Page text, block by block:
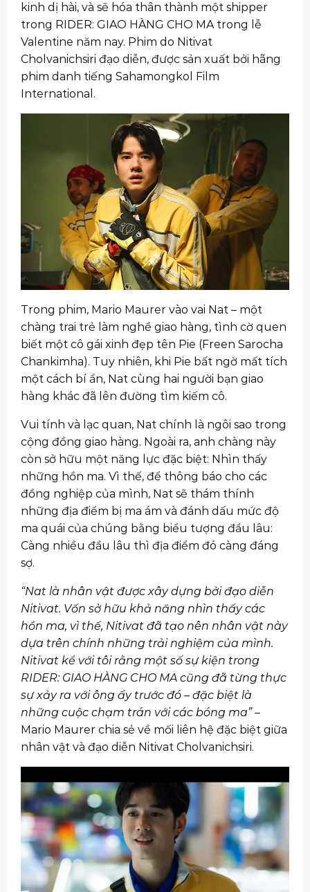
kinh dị hài, và sẽ hóa thân thành một shipper
trong RIDER: GIAO HÀNG CHO MA trong lễ
Valentine năm nay. Phim do Nitivat
Cholvanichsiri đạo diễn, được sản xuất bởi hãng
phim danh tiếng Sahamongkol Film
International.
Trong phim, Mario Maurer vào vai Nat – một
chàng trai trẻ làm nghề giao hàng, tình cờ quen
biết một cô gái xinh đẹp tên Pie (Freen Sarocha
Chankimha). Tuy nhiên, khi Pie bất ngờ mất tích
một cách bí ẩn, Nat cùng hai người bạn giao
hàng khác đã lên đường tìm kiếm cô.
Vui tính và lạc quan, Nat chính là ngôi sao trong
cộng đồng giao hàng. Ngoài ra, anh chàng này
còn sở hữu một năng lực đặc biệt: Nhìn thấy
những hồn ma. Vì thế, để thông báo cho các
đồng nghiệp của mình, Nat sẽ thám thính
những địa điểm bị ma ám và đánh dấu mức độ
ma quái của chúng bằng biểu tượng đầu lâu:
Càng nhiều đầu lâu thì địa điểm đó càng đáng
sợ.
“Nat là nhân vật được xây dựng bởi đạo diễn
Nitivat. Vốn sở hữu khả năng nhìn thấy các
hồn ma, vì thế, Nitivat đã tạo nên nhân vật này
dựa trên chính những trải nghiệm của mình.
Nitivat kể với tôi rằng một số sự kiện trong
RIDER: GIAO HÀNG CHO MA cũng đã từng thực
sự xảy ra với ông ấy trước đó – đặc biệt là
những cuộc chạm trán với các bóng ma”–
Mario Maurer chia sẻ về mối liên hệ đặc biệt giữa
nhân vật và đạo diễn Nitivat Cholvanichsiri.